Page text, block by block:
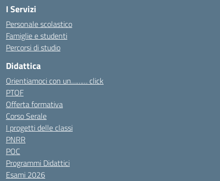
I Servizi
Personale scolastico
Famiglie e studenti
Percorsi di studio
Didattica
Orientiamoci con un……… click
PTOF
Offerta formativa
Corso Serale
I progetti delle classi
PNRR
POC
Programmi Didattici
Esami 2026